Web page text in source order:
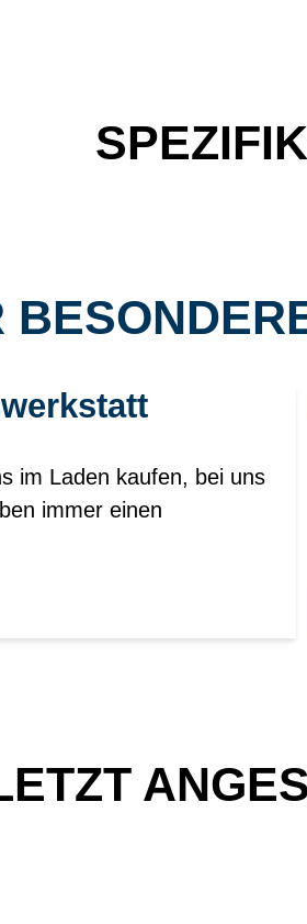
im Laden kaufen, bei uns
immer einen